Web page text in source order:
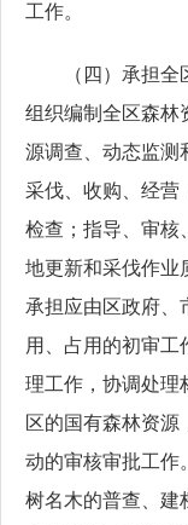
工作。
（四）承担
组织编制全区森林
源调查、动态监测
采伐、收购、经营
检查；指导、审核
地更新和采伐作业
承担应由区政府、
用、占用的初审工
理工作，协调处理
区的国有森林资源
动的审核审批工作
树名木的普查、建